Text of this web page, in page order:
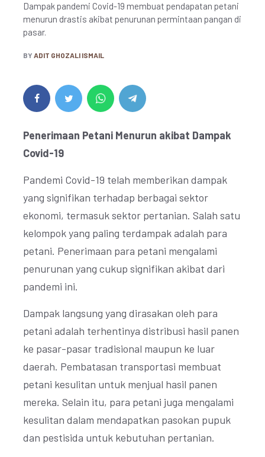
Dampak pandemi Covid-19 membuat pendapatan petani
menurun drastis akibat penurunan permintaan pangan di
pasar.
BY ADIT GHOZALI ISMAIL
Penerimaan Petani Menurun akibat Dampak
Covid-19
Pandemi Covid-19 telah memberikan dampak
yang signifikan terhadap berbagai sektor
ekonomi, termasuk sektor pertanian. Salah satu
kelompok yang paling terdampak adalah para
petani. Penerimaan para petani mengalami
penurunan yang cukup signifikan akibat dari
pandemi ini.
Dampak langsung yang dirasakan oleh para
petani adalah terhentinya distribusi hasil panen
ke pasar-pasar tradisional maupun ke luar
daerah. Pembatasan transportasi membuat
petani kesulitan untuk menjual hasil panen
mereka. Selain itu, para petani juga mengalami
kesulitan dalam mendapatkan pasokan pupuk
dan pestisida untuk kebutuhan pertanian.